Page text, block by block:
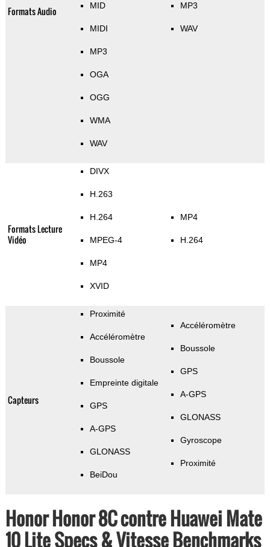
Formats Audio MID
MIDI
MP3
OGA
OGG
WMA
WAV
MP3
WAV
Formats Lecture
Vidéo
DIVX
H.263
H.264
MPEG-4
MP4
XVID
MP4
H.264
Capteurs
Proximité
Accéléromètre
Boussole
Empreinte digitale
GPS
A-GPS
GLONASS
BeiDou
Accéléromètre
Boussole
GPS
A-GPS
GLONASS
Gyroscope
Proximité
Honor Honor 8C contre Huawei Mate
10 Lite Specs & Vitesse Benchmarks